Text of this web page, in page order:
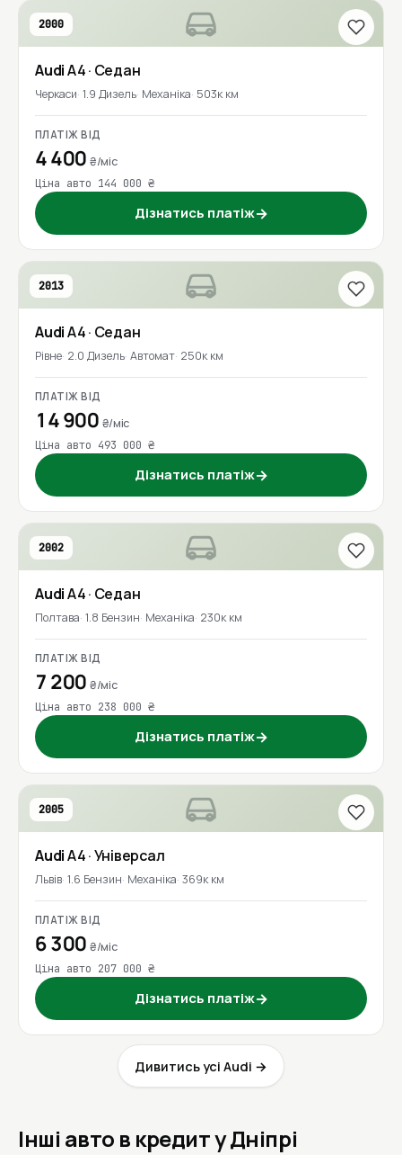
2000
AudiA4· Седан
Черкаси 1.9 Дизель Механіка 503к км
ПЛАТІЖ ВІД
4 400₴/міс
Ціна авто 144 000 ₴
Дізнатись платіж→
2013
AudiA4· Седан
Рівне 2.0 Дизель Автомат 250к км
ПЛАТІЖ ВІД
14 900 ₴/міс
Ціна авто 493 000 ₴
Дізнатись платіж→
2002
AudiA4· Седан
Полтава 1.8 Бензин Механіка 230к км
ПЛАТІЖ ВІД
7 200₴/міс
Ціна авто 238 000 ₴
Дізнатись платіж→
2005
AudiA4· Універсал
Львів 1.6 Бензин Механіка 369к км
ПЛАТІЖ ВІД
6 300₴/міс
Ціна авто 207 000 ₴
Дізнатись платіж→
Дивитись усі Audi →
Інші авто в кредит у Дніпрі